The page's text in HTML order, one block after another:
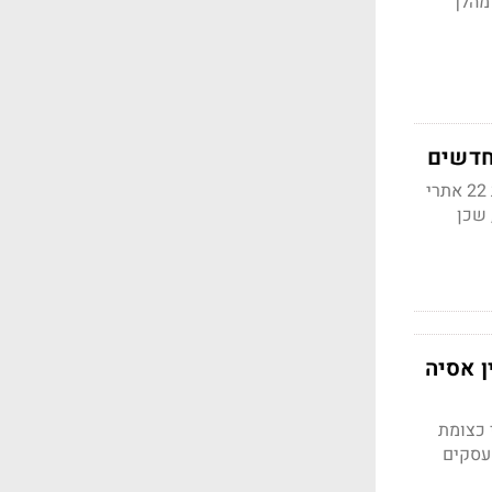
הודעה משותפת לשר התקשורת ד"ר שלמה קרעי ובצלאל סמוטריץ׳ לפיה אושרו הזוכים להקמת 22 אתרי
שכן
אסיה
כצומת